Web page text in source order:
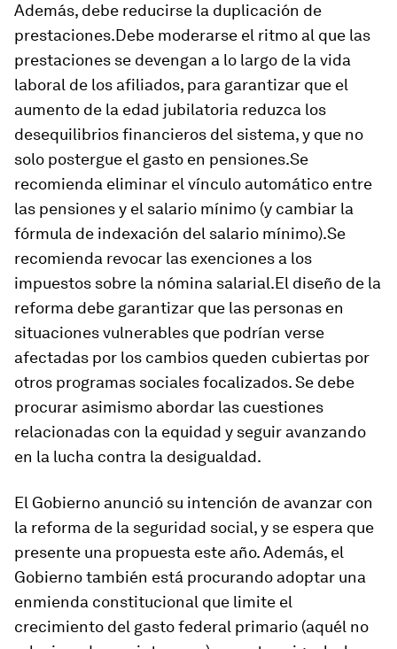
Además, debe reducirse la duplicación de
prestaciones.Debe moderarse el ritmo al que las
prestaciones se devengan a lo largo de la vida
laboral de los afiliados, para garantizar que el
aumento de la edad jubilatoria reduzca los
desequilibrios financieros del sistema, y que no
solo postergue el gasto en pensiones.Se
recomienda eliminar el vínculo automático entre
las pensiones y el salario mínimo (y cambiar la
fórmula de indexación del salario mínimo).Se
recomienda revocar las exenciones a los
impuestos sobre la nómina salarial.El diseño de la
reforma debe garantizar que las personas en
situaciones vulnerables que podrían verse
afectadas por los cambios queden cubiertas por
otros programas sociales focalizados. Se debe
procurar asimismo abordar las cuestiones
relacionadas con la equidad y seguir avanzando
en la lucha contra la desigualdad.
El Gobierno anunció su intención de avanzar con
la reforma de la seguridad social, y se espera que
presente una propuesta este año. Además, el
Gobierno también está procurando adoptar una
enmienda constitucional que limite el
crecimiento del gasto federal primario (aquél no